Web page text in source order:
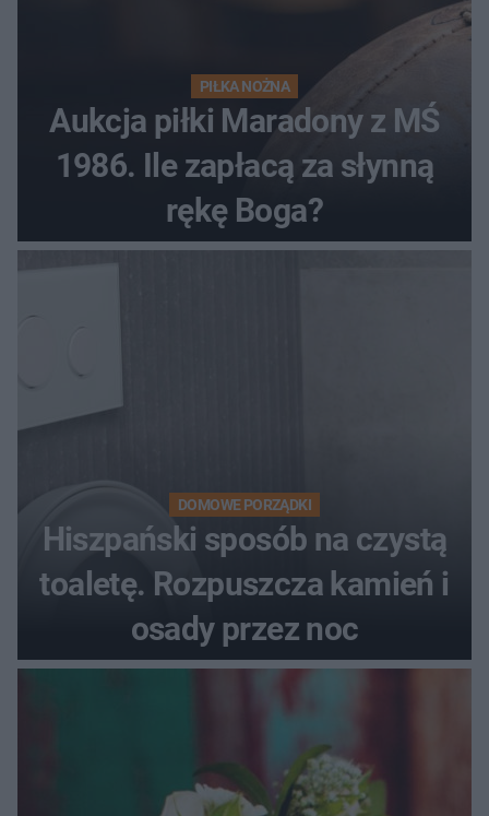
PIŁKA NOŻNA
Aukcja piłki Maradony z MŚ
1986. Ile zapłacą za słynną
rękę Boga?
DOMOWE PORZĄDKI
Hiszpański sposób na czystą
toaletę. Rozpuszcza kamień i
osady przez noc